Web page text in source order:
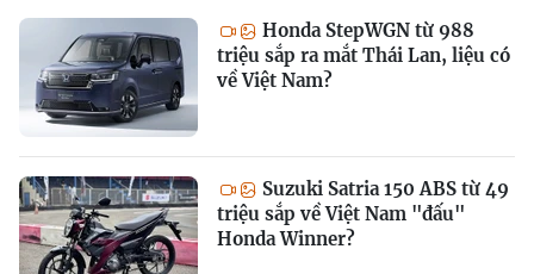
Honda StepWGN từ 988
triệu sắp ra mắt Thái Lan, liệu có
về Việt Nam?
Suzuki Satria 150 ABS từ 49
triệu sắp về Việt Nam "đấu"
Honda Winner?